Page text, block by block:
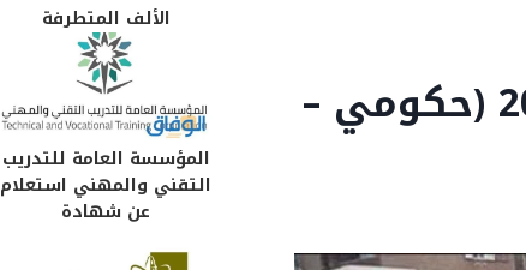
افضل مدارس حلمية الزيتون 2026 (حكومي –
الألف المتطرفة
المؤسسة العامة للتدريب
التقني والمهني استعلام
عن شهادة